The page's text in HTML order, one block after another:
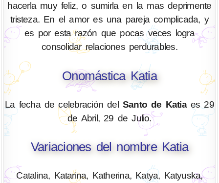
hacerla muy feliz, o sumirla en la mas deprimente
tristeza. En el amor es una pareja complicada, y
es por esta razón que pocas veces logra
consolidar relaciones perdurables.
Onomástica Katia
La fecha de celebración del Santo de Katiaes 29
de Abril, 29 de Julio.
Variaciones del nombre Katia
Catalina, Katarina, Katherina, Katya, Katyuska,